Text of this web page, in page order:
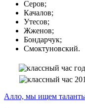
Серов;
Качалов;
Утесов;
Жженов;
Бондарчук;
Смоктуновский.
Алло, мы ищем таланты